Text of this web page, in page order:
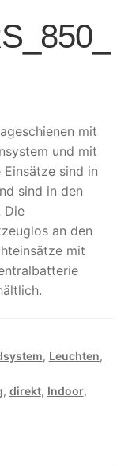
mit
und mit
sind in
sind in den
Die
an den
mit
, Leuchten,
, direkt, Indoor,